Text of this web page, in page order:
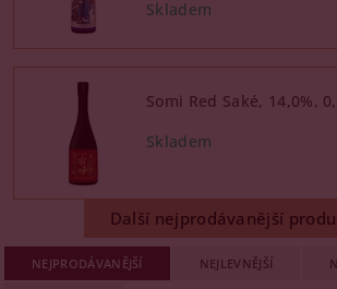
Somi Red Saké, 14,0%,
Další nejprodávanější
NEJPRODÁVANĚJŠÍ NEJLEVNĚJŠÍ